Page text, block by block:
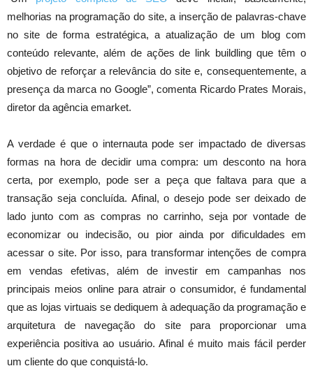
melhorias na programação do site, a inserção de palavras-chave
no site de forma estratégica, a atualização de um blog com
conteúdo relevante, além de ações de link buildling que têm o
objetivo de reforçar a relevância do site e, consequentemente, a
presença da marca no Google”, comenta Ricardo Prates Morais,
diretor da agência emarket.
A verdade é que o internauta pode ser impactado de diversas
formas na hora de decidir uma compra: um desconto na hora
certa, por exemplo, pode ser a peça que faltava para que a
transação seja concluída. Afinal, o desejo pode ser deixado de
lado junto com as compras no carrinho, seja por vontade de
economizar ou indecisão, ou pior ainda por dificuldades em
acessar o site. Por isso, para transformar intenções de compra
em vendas efetivas, além de investir em campanhas nos
principais meios online para atrair o consumidor, é fundamental
que as lojas virtuais se dediquem à adequação da programação e
arquitetura de navegação do site para proporcionar uma
experiência positiva ao usuário. Afinal é muito mais fácil perder
um cliente do que conquistá-lo.